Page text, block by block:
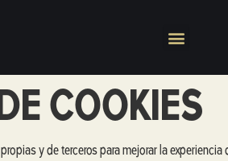
COOKIES
y de terceros para mejorar la